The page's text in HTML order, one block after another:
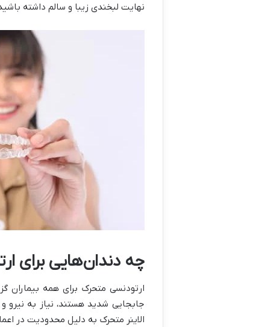
نهایت لبخندی زیبا و سالم داشته
چه دندان‌هایی برای
ارتودنسی متحرک برای همه بیماران
جابجایی شدید هستند، نیاز به نیرو
الاینر متحرک به دلیل محدودیت در